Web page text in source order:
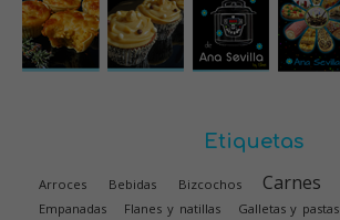
Etiquetas
Arroces Bebidas Bizcochos Carnes
Empanadas Flanes y natillas Galletas y pastas